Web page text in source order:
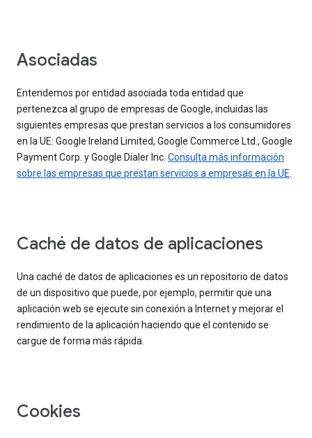
Asociadas
Entendemos por entidad asociada toda entidad que
pertenezca al grupo de empresas de Google, incluidas las
siguientes empresas que prestan servicios a los consumidores
en la UE: Google Ireland Limited, Google Commerce Ltd., Google
Payment Corp. y Google Dialer Inc. Consulta más información
sobre las empresas que prestan servicios a empresas en la UE.
Caché de datos de aplicaciones
Una caché de datos de aplicaciones es un repositorio de datos
de un dispositivo que puede, por ejemplo, permitir que una
aplicación web se ejecute sin conexión a Internet y mejorar el
rendimiento de la aplicación haciendo que el contenido se
cargue de forma más rápida.
Cookies